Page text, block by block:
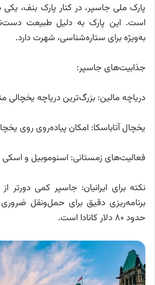
پارک ملی جاسپر، در کنار پارک بنف،
است. این پارک به دلیل طبیعت
به‌ویژه برای ستاره‌شناسی، شهرت دارد.
جذابیت‌های جاسپر:
دریاچه مالین: بزرگ‌ترین دریاچه یخچالی
یخچال آتاباسکا: امکان پیاده‌روی روی
فعالیت‌های زمستانی: اسنوموبیل و
نکته برای ایرانیان: جاسپر کمی دورتر
برنامه‌ریزی دقیق برای حمل‌ونقل
حدود ۸۰ دلار کانادا است.